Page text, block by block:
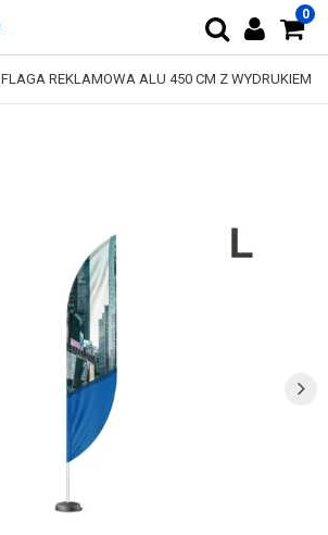
0
FLAGA REKLAMOWA ALU 450 CM Z WYDRUKIEM